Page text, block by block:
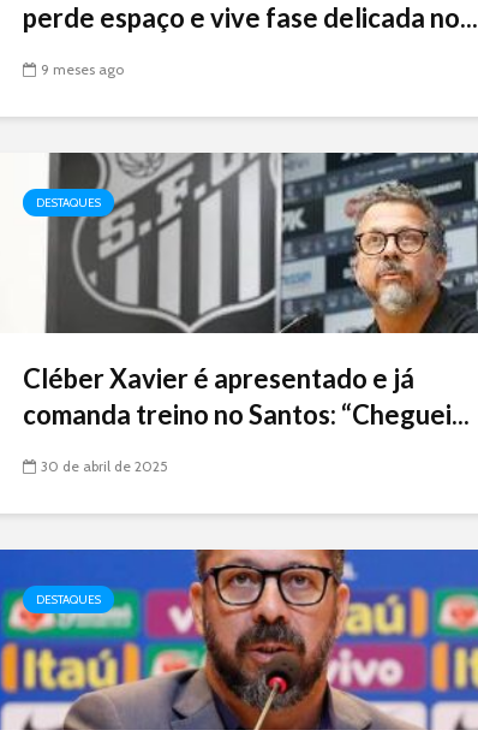
perde espaço e vive fase delicada no...
9 meses ago
DESTAQUES
Cléber Xavier é apresentado e já
comanda treino no Santos: “Cheguei...
30 de abril de 2025
DESTAQUES